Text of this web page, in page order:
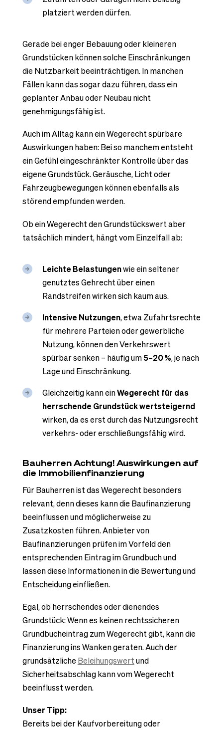
platziert werden dürfen.
Gerade bei enger Bebauung oder kleineren
Grundstücken können solche Einschränkungen
die Nutzbarkeit beeinträchtigen. In manchen
Fällen kann das sogar dazu führen, dass ein
geplanter Anbau oder Neubau nicht
genehmigungsfähig ist.
Auch im Alltag kann ein Wegerecht spürbare
Auswirkungen haben: Bei so manchem entsteht
ein Gefühl eingeschränkter Kontrolle über das
eigene Grundstück. Geräusche, Licht oder
Fahrzeugbewegungen können ebenfalls als
störend empfunden werden.
Ob ein Wegerecht den Grundstückswert aber
tatsächlich mindert, hängt vom Einzelfall ab:
Leichte Belastungenwie ein seltener
genutztes Gehrecht über einen
Randstreifen wirken sich kaum aus.
Intensive Nutzungen, etwa Zufahrtsrechte
für mehrere Parteien oder gewerbliche
Nutzung, können den Verkehrswert
spürbar senken – häufig um5–20%, je nach
Lage und Einschränkung.
Gleichzeitig kann einWegerecht für das
herrschende Grundstück wertsteigernd
wirken, da es erst durch das Nutzungsrecht
verkehrs- oder erschließungsfähig wird.
Bauherren Achtung! Auswirkungen auf
die Immobilienfinanzierung
Für Bauherren ist das Wegerecht besonders
relevant, denn dieses kann die Baufinanzierung
beeinflussen und möglicherweise zu
Zusatzkosten führen. Anbieter von
Baufinanzierungen prüfen im Vorfeld den
entsprechenden Eintrag im Grundbuch und
lassen diese Informationen in die Bewertung und
Entscheidung einfließen.
Egal, ob herrschendes oder dienendes
Grundstück: Wenn es keinen rechtssicheren
Grundbucheintrag zum Wegerecht gibt, kann die
Finanzierung ins Wanken geraten. Auch der
grundsätzliche Beleihungswertund
Sicherheitsabschlag kann vom Wegerecht
beeinflusst werden.
Unser Tipp:
Bereits bei der Kaufvorbereitung oder